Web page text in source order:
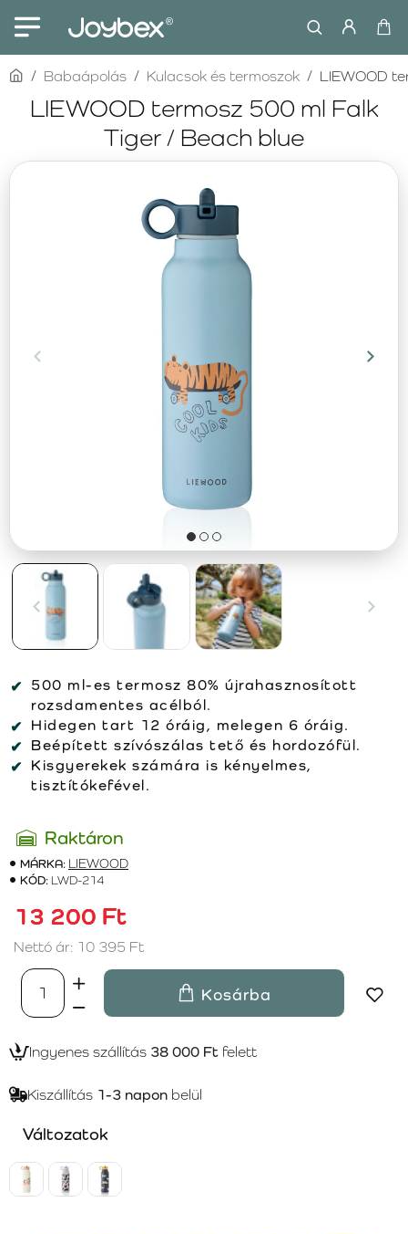
LIEWOOD termosz 500 ml Falk
Tiger / Beach blue
homeBabaápolás Kulacsok és termoszok LIEWOOD
500 ml-es termosz 80% újrahasznosított
rozsdamentes acélból.
Hidegen tart 12 óráig, melegen 6 óráig.
Beépített szívószálas tető és hordozófül.
Kisgyerekek számára is kényelmes,
tisztítókefével.
Raktáron
MÁRKA: LIEWOOD
KÓD: LWD-214
13 200 Ft
Nettó ár: 10 395 Ft
Kosárba
Ingyenes szállítás 38 000 Ft felett
Kiszállítás 1-3 napon belül
Változatok